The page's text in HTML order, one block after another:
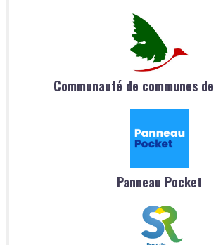
Communauté de communes
Panneau Pocket